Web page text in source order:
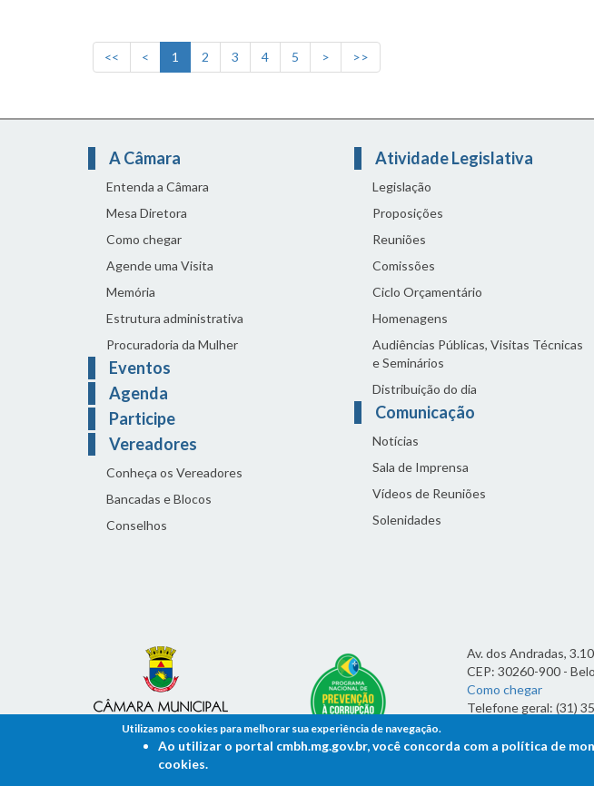
<< < 1 2 3 4 5 > >>
A Câmara
Entenda a Câmara
Mesa Diretora
Como chegar
Agende uma Visita
Memória
Estrutura administrativa
Procuradoria da Mulher
Eventos
Agenda
Participe
Vereadores
Conheça os Vereadores
Bancadas e Blocos
Conselhos
Atividade Legislativa
Legislação
Proposições
Reuniões
Comissões
Ciclo Orçamentário
Homenagens
Audiências Públicas, Visitas Técnicas
e Seminários
Distribuição do dia
Comunicação
Notícias
Sala de Imprensa
Vídeos de Reuniões
Solenidades
Av. dos Andradas,
CEP: 30260-900 -
Como chegar
Telefone geral: (31)
7h às 19h
Utilizamos cookies para melhorar sua experiência de navegação.
Ao utilizar o portal cmbh.mg.gov.br, você concorda com a política de
cookies.